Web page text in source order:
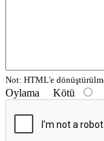
Not: HTML'e
Oylama Kötü